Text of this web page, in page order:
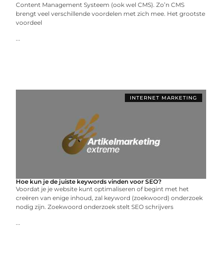
Content Management Systeem (ook wel CMS). Zo’n CMS
brengt veel verschillende voordelen met zich mee. Het grootste
voordeel
...
INTERNET MARKETING
Hoe kun je de juiste keywords vinden voor SEO?
Voordat je je website kunt optimaliseren of begint met het
creëren van enige inhoud, zal keyword (zoekwoord) onderzoek
nodig zijn. Zoekwoord onderzoek stelt SEO schrijvers
...